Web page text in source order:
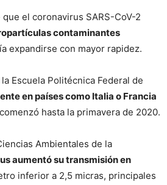
el coronavirus SARS-CoV-2
contaminantes
expandirse con mayor rapidez.
Escuela Politécnica Federal de
en países como Italia o Francia
hasta la primavera de 2020.
Ambientales de la
aumentó su transmisión en
inferior a 2,5 micras, principales